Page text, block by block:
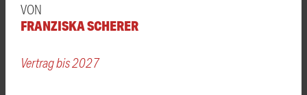
VON
FRANZISKA SCHERER
Vertrag bis 2027